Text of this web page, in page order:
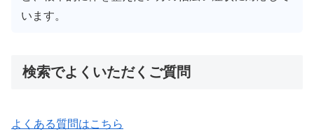
います。
検索でよくいただくご質問
よくある質問はこちら